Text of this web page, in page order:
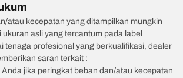
atau kecepatan yang ditampilkan mungkin
asli yang tercantum pada label
tenaga profesional yang berkualifikasi, dealer
saran terkait :
jika peringkat beban dan/atau kecepatan